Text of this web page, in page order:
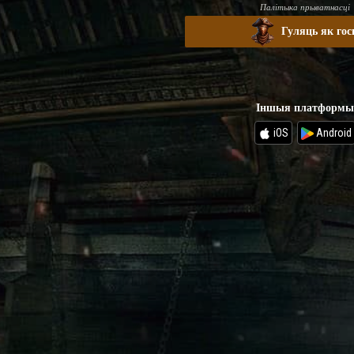
Палітыка прыватнасці
Гуляць як
Іншыя платформы
iOS Android